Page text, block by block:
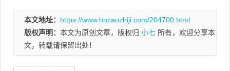
本文地址： https://www.hnzaozhiji.com/204700.html
版权声明： 本文为原创文章，版权归 小七 所有，欢迎分享本
文，转载请保留出处！